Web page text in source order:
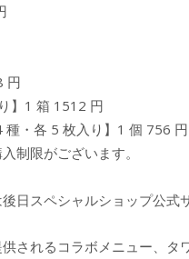
円
】1 箱 1512 円
種・各 5 枚入り】1 個 756 円
制限がございます。
日スペシャルショップ公式
されるコラボメニュー、タ